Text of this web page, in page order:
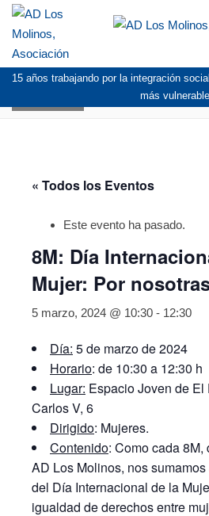
15 años trabajando por la integración
más
« Todos los Eventos
Este evento ha pasado.
8M: Día
Mujer: Por
5 marzo, 2024 @ 10:30 - 12:30
Día: 5 de marzo de 2024
Horario: de 10:30 a 12:30 h
Lugar: Espacio Joven de
Carlos V, 6
Dirigido: Mujeres.
Contenido: Como cada
AD Los Molinos, nos
del Día Internacional de la
igualdad de derechos entre